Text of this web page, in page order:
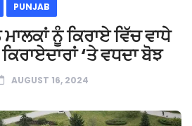
PUNJAB
ਨੂੰ ਕਿਰਾਏ ਵਿੱਚ ਵਾਧੇ
‘ਤੇ ਵਧਦਾ ਬੋਝ
AUGUST 16, 2024